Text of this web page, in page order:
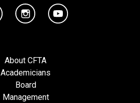
About CFTA
Academicians
Board
Management